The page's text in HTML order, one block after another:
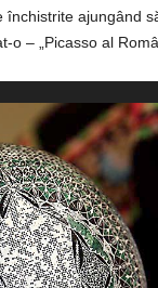
ajungând
– „Picasso al